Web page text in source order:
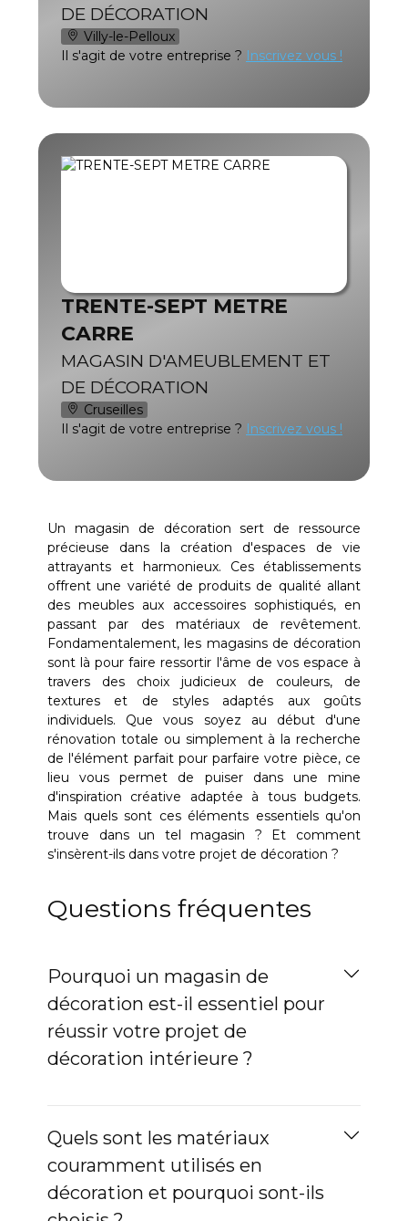
DE DÉCORATION
Villy-le-Pelloux
Il s'agit de votre entreprise ? Inscrivez vous !
TRENTE-SEPT METRE
CARRE
MAGASIN D'AMEUBLEMENT ET
DE DÉCORATION
Cruseilles
Il s'agit de votre entreprise ? Inscrivez vous !
Un magasin de décoration sert de ressource
précieuse dans la création d'espaces de vie
attrayants et harmonieux. Ces établissements
offrent une variété de produits de qualité allant
des meubles aux accessoires sophistiqués, en
passant par des matériaux de revêtement.
Fondamentalement, les magasins de décoration
sont là pour faire ressortir l'âme de vos espace à
travers des choix judicieux de couleurs, de
textures et de styles adaptés aux goûts
individuels. Que vous soyez au début d'une
rénovation totale ou simplement à la recherche
de l'élément parfait pour parfaire votre pièce, ce
lieu vous permet de puiser dans une mine
d'inspiration créative adaptée à tous budgets.
Mais quels sont ces éléments essentiels qu'on
trouve dans un tel magasin ? Et comment
s'insèrent-ils dans votre projet de décoration ?
Questions fréquentes
Pourquoi un magasin de
décoration est-il essentiel pour
réussir votre projet de
décoration intérieure ?
Quels sont les matériaux
couramment utilisés en
décoration et pourquoi sont-ils